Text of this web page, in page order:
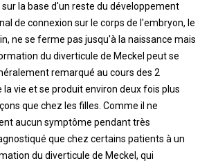
la base d'un reste du développement
de connexion sur le corps de l'embryon, le
ne se ferme pas jusqu'à la naissance mais
du diverticule de Meckel peut se
remarqué au cours des 2
vie et se produit environ deux fois plus
que chez les filles. Comme il ne
aucun symptôme pendant très
que chez certains patients à un
du diverticule de Meckel, qui